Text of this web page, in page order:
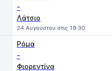
-
Λάτσιο
24 Αυγούστου στις 19:30
Ρόμα
-
Φιορεντίνα